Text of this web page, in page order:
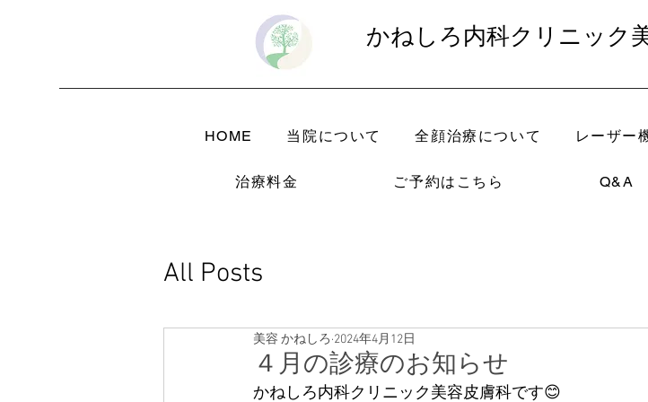
かねしろ内科クリニック
HOME 当院について 全顔治療について レーザー
治療料金 ご予約はこちら Q&A
All Posts
４月の診療のお知らせ
美容 かねしろ 2024年4月12日
かねしろ内科クリニック美容皮膚科です😊